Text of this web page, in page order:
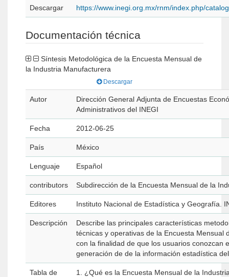
Descargar https://www.inegi.org.mx/rnm/index.php/
Documentación técnica
la Industria Manufacturera
Descargar
Autor
Dirección General Adjunta de Encuestas
Administrativos del INEGI
Fecha 2012-06-25
País México
Lenguaje Español
contributors Subdirección de la Encuesta Mensual de la
Editores Instituto Nacional de Estadística y Geografía.
Descripción
Describe las principales características
técnicas y operativas de la Encuesta Mensual
con la finalidad de que los usuarios conozcan
generación de de la información estadística
Tabla de
1. ¿Qué es la Encuesta Mensual de la Industria Manufacturera (EMIM)?